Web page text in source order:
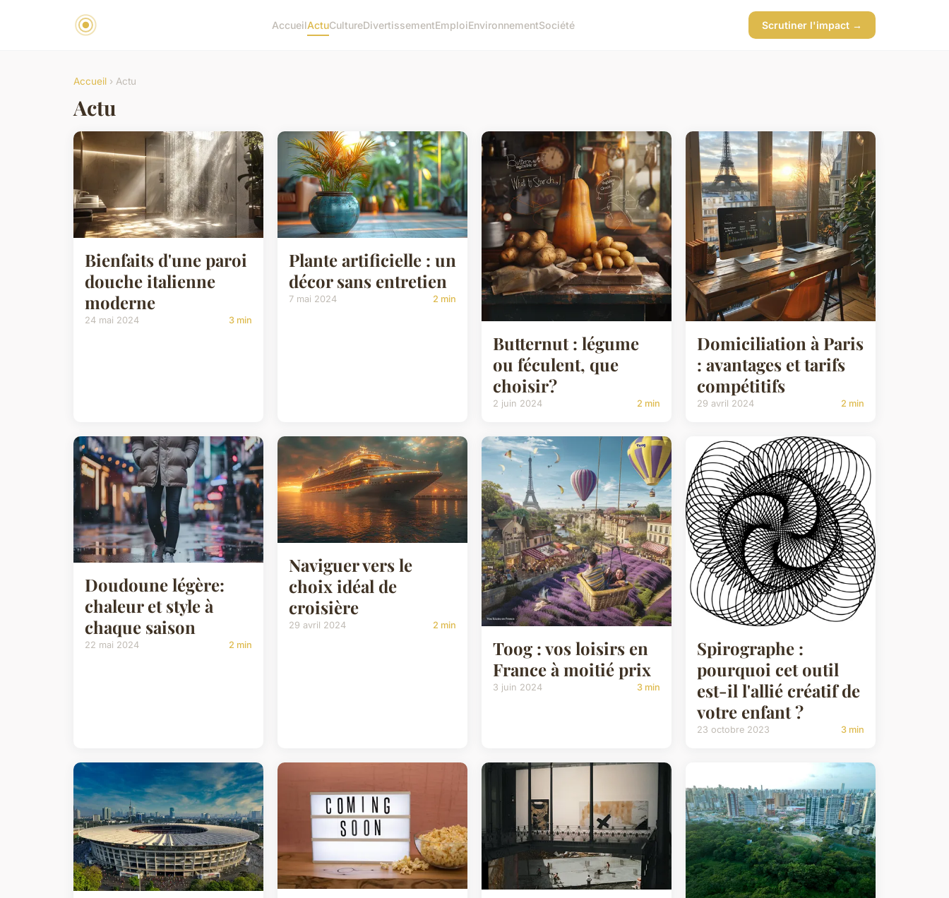
AccueilActuCultureDivertissementEmploiEnvironnementSociété Scrutiner l'impact →
Accueil › Actu
Actu
Bienfaits d'une paroi
douche italienne
moderne
24 mai 2024 3 min
Plante artificielle : un
décor sans entretien
7 mai 2024 2 min
Butternut : légume
ou féculent, que
choisir?
2 juin 2024 2 min
Domiciliation à Paris
: avantages et tarifs
compétitifs
29 avril 2024 2 min
Doudoune légère:
chaleur et style à
chaque saison
22 mai 2024 2 min
Naviguer vers le
choix idéal de
croisière
29 avril 2024 2 min
Toog : vos loisirs en
France à moitié prix
3 juin 2024 3 min
Spirographe :
pourquoi cet outil
est-il l'allié créatif de
votre enfant ?
23 octobre 2023 3 min